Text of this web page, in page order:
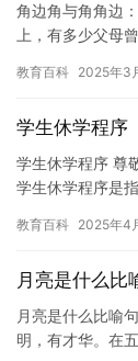
角边角与角角边
上，有多少父母
口，一…
教育百科 2025年3
学生休学程序
学生休学程序 尊
学生休学程序是
学…
教育百科 2025年4
月亮是什么比
月亮是什么比喻
明，有才华。在